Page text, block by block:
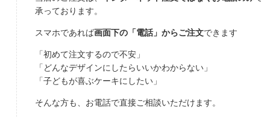
承っております。
スマホであれば画面下の「電話」からご注文できます
「初めて注文するので不安」
「どんなデザインにしたらいいかわからない」
「子どもが喜ぶケーキにしたい」
そんな方も、お電話で直接ご相談いただけます。